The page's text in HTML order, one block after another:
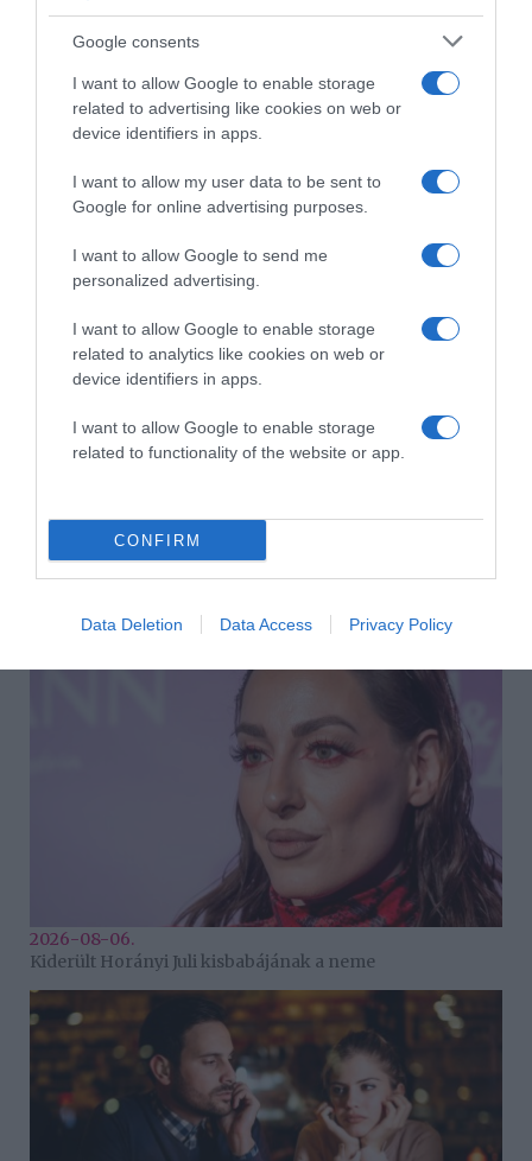
Google consents
I want to allow Google to enable storage
related to advertising like cookies on web or
device identifiers in apps.
I want to allow my user data to be sent to
Google for online advertising purposes.
I want to allow Google to send me
personalized advertising.
I want to allow Google to enable storage
related to analytics like cookies on web or
device identifiers in apps.
I want to allow Google to enable storage
related to functionality of the website or app.
CONFIRM
Data Deletion Data Access Privacy Policy
megismerkedés
Korábbi bejegyzések
2026-08-06.
2026-08-06.
Kiderült Horányi Juli kisbabájának a neme